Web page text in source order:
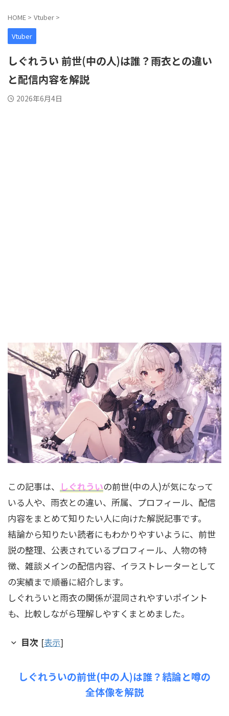
HOME > Vtuber >
Vtuber
しぐれうい 前世(中の人)は誰？雨衣との違い
と配信内容を解説
2026年6月4日
この記事は、 しぐれういの前世(中の人)が気になって
いる人や、雨衣との違い、所属、プロフィール、配信
内容をまとめて知りたい人に向けた解説記事です。
結論から知りたい読者にもわかりやすいように、前世
説の整理、公表されているプロフィール、人物の特
徴、雑談メインの配信内容、イラストレーターとして
の実績まで順番に紹介します。
しぐれういと雨衣の関係が混同されやすいポイント
も、比較しながら理解しやすくまとめました。
目次 [表示]
しぐれういの前世(中の人)は誰？結論と噂の
全体像を解説